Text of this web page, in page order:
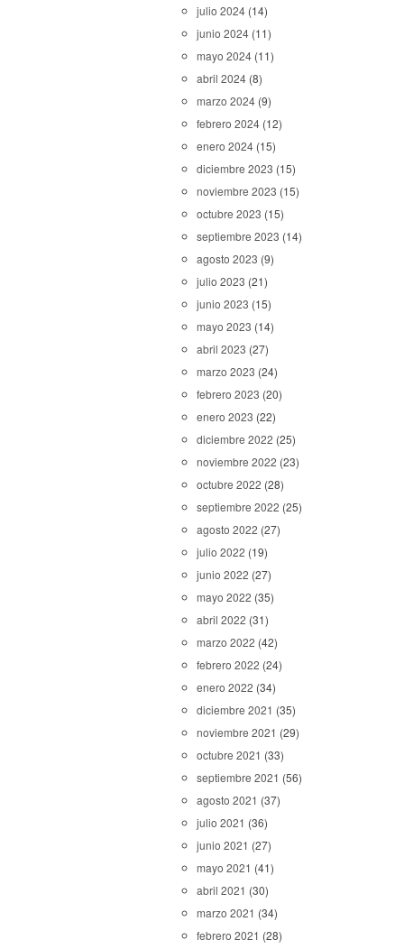
julio 2024 (14)
junio 2024 (11)
mayo 2024 (11)
abril 2024 (8)
marzo 2024 (9)
febrero 2024 (12)
enero 2024 (15)
diciembre 2023 (15)
noviembre 2023 (15)
octubre 2023 (15)
septiembre 2023 (14)
agosto 2023 (9)
julio 2023 (21)
junio 2023 (15)
mayo 2023 (14)
abril 2023 (27)
marzo 2023 (24)
febrero 2023 (20)
enero 2023 (22)
diciembre 2022 (25)
noviembre 2022 (23)
octubre 2022 (28)
septiembre 2022 (25)
agosto 2022 (27)
julio 2022 (19)
junio 2022 (27)
mayo 2022 (35)
abril 2022 (31)
marzo 2022 (42)
febrero 2022 (24)
enero 2022 (34)
diciembre 2021 (35)
noviembre 2021 (29)
octubre 2021 (33)
septiembre 2021 (56)
agosto 2021 (37)
julio 2021 (36)
junio 2021 (27)
mayo 2021 (41)
abril 2021 (30)
marzo 2021 (34)
febrero 2021 (28)